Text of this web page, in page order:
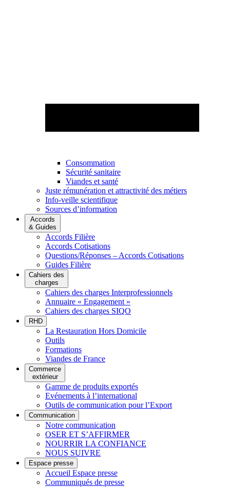
Consommation
Sécurité sanitaire
Viandes et santé
Juste rémunération et attractivité des métiers
Info-veille scientifique
Sources d’information
Accords
& Guides
Accords Filière
Accords Cotisations
Questions/Réponses – Accords Cotisations
Guides Filière
Cahiers des
charges
Cahiers des charges Interprofessionnels
Annuaire « Engagement »
Cahiers des charges SIQO
RHD
La Restauration Hors Domicile
Outils
Formations
Viandes de France
Commerce
extérieur
Gamme de produits exportés
Evénements à l’international
Outils de communication pour l’Export
Communication
Notre communication
OSER ET S’AFFIRMER
NOURRIR LA CONFIANCE
NOUS SUIVRE
Espace presse
Accueil Espace presse
Communiqués de presse